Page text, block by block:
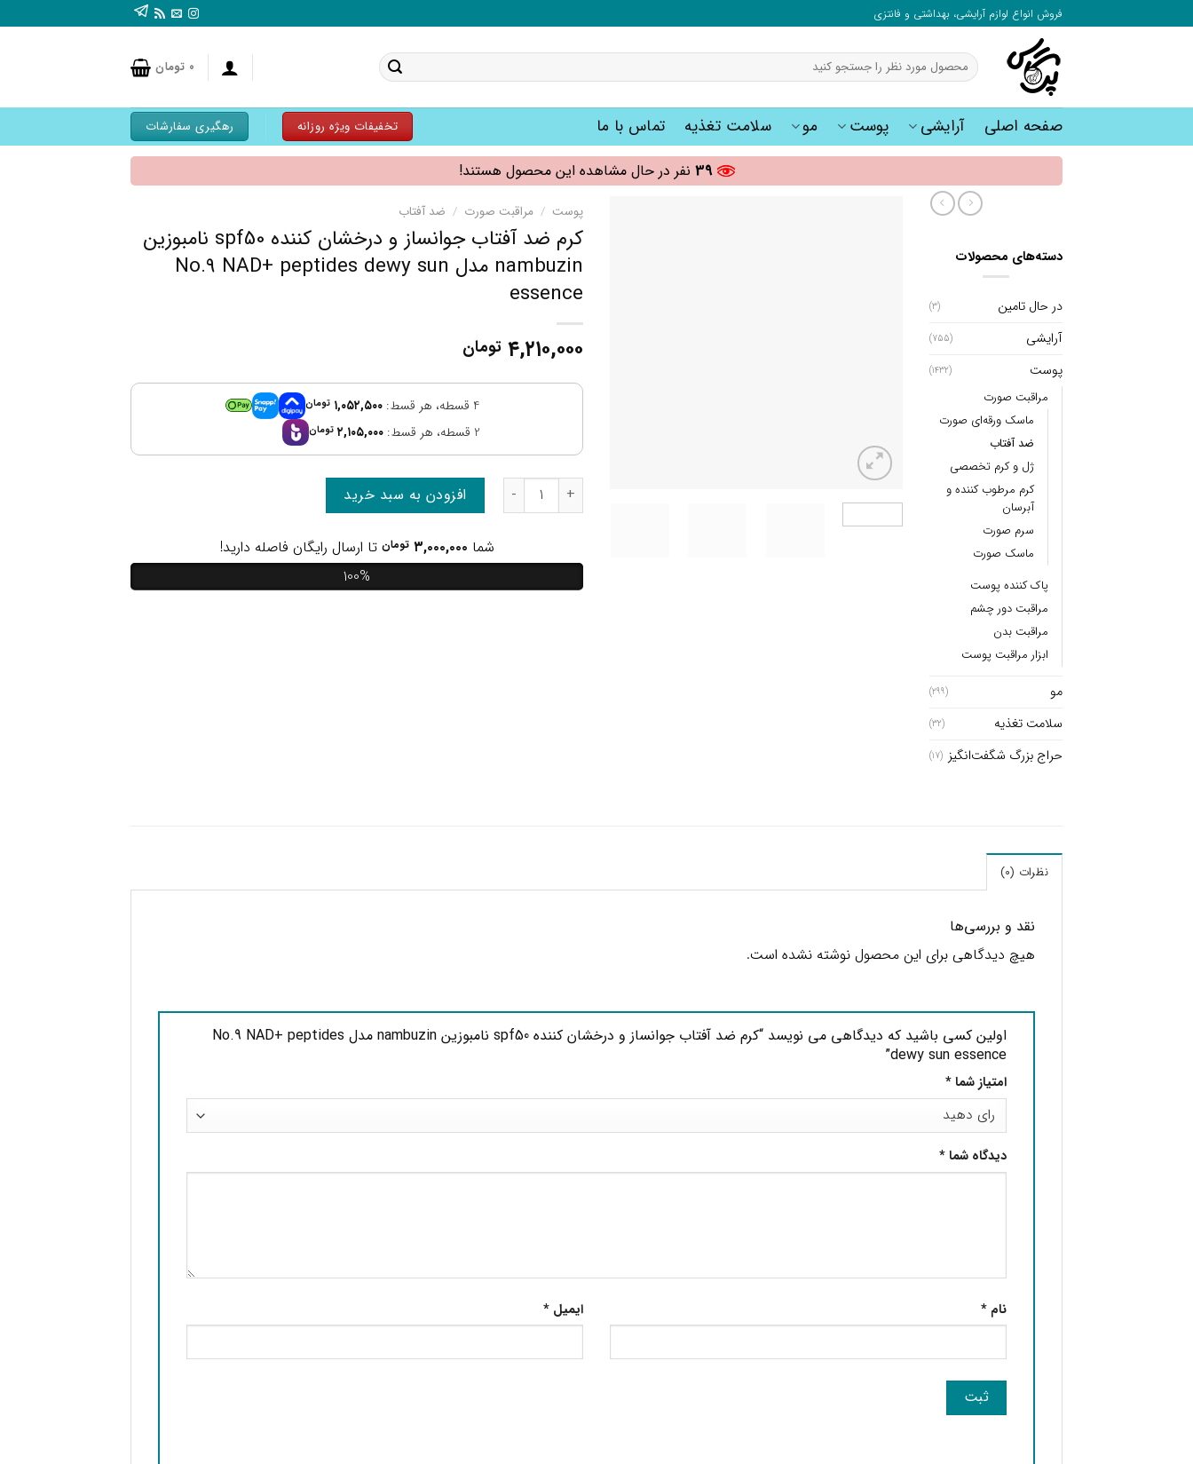
محتوا
فروش انواع لوازم آرایشی، بهداشتی و فانتزی
جستجو
برای:
۰ تومان
صفحه اصلی آرایشی پوست مو سلامت تغذیه تماس با ما تخفیفات ویژه روزانه رهگیری سفارشات
39 نفر در حال مشاهده این محصول هستند!
دسته‌های محصولات
در حال تامین (3)
آرایشی (755)
پوست (1432)
مراقبت صورت
ماسک ورقه‌ای صورت
ضد آفتاب
ژل و کرم تخصصی
کرم مرطوب کننده و
آبرسان
سرم صورت
ماسک صورت
پاک کننده پوست
مراقبت دور چشم
مراقبت بدن
ابزار مراقبت پوست
مو (299)
سلامت تغذیه (32)
حراج بزرگ شگفت‌انگیز (17)
پوست / مراقبت صورت / ضد آفتاب
کرم ضد آفتاب جوانساز و درخشان‌ کننده spf50 نامبوزین
nambuzin مدل No.9 NAD+ peptides dewy sun
essence
۴,۲۱۰,۰۰۰ تومان
4 قسطه، هر قسط: ۱,۰۵۲,۵۰۰ تومان
2 قسطه، هر قسط: ۲,۱۰۵,۰۰۰ تومان
افزودن به سبد خرید
شما ۳,۰۰۰,۰۰۰ تومان تا ارسال رایگان فاصله دارید!
100%
نظرات (0)
نقد و بررسی‌ها
هیچ دیدگاهی برای این محصول نوشته نشده است.
اولین کسی باشید که دیدگاهی می نویسد “کرم ضد آفتاب جوانساز و درخشان‌ کننده spf50 نامبوزین nambuzin مدل No.9 NAD+ peptides
dewy sun essence”
امتیاز شما*
دیدگاه شما*
نام * ایمیل *